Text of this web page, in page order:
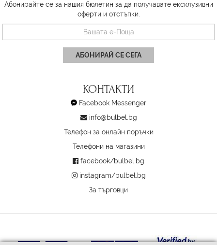
Абонирайте се за нашия бюлетин за да получавате ексклузивни
оферти и отстъпки.
АБОНИРАЙ СЕ СЕГА
КОНТАКТИ
Facebook Messenger
info@bulbel.bg
Телефон за онлайн поръчки
Телефони на магазини
facebook/bulbel.bg
instagram/bulbel.bg
За търговци